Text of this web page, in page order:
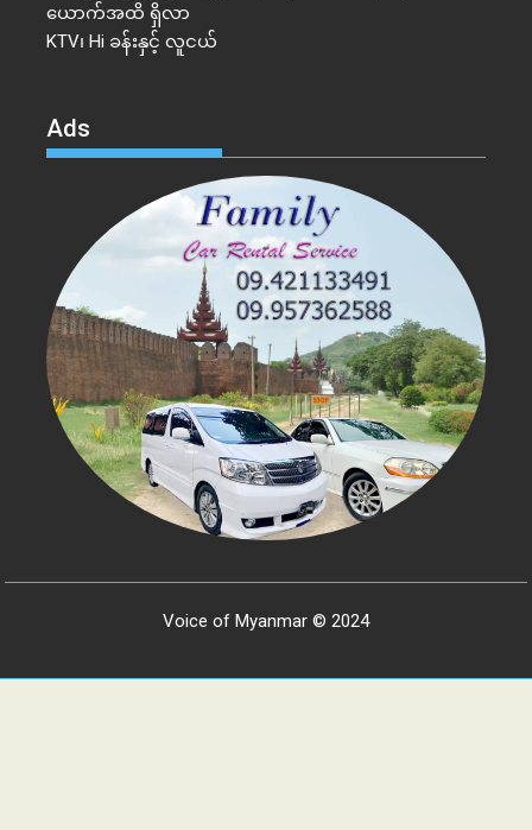
ယောက်အထိ ရှိလာ
KTV၊ Hi ခန်းနှင့် လူငယ်
Ads
Voice of Myanmar © 2024